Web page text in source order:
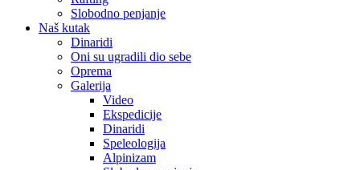
Slobodno penjanje
Naš kutak
Dinaridi
Oni su ugradili dio sebe
Oprema
Galerija
Video
Ekspedicije
Dinaridi
Speleologija
Alpinizam